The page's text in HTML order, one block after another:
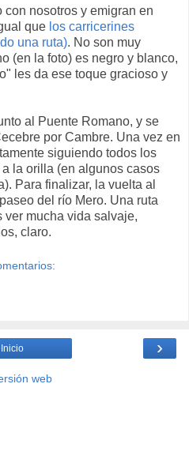
con nosotros y emigran en
que los carricerines
una ruta). No son muy
(en la foto) es negro y blanco,
les da ese toque gracioso y
al Puente Romano, y se
por Cambre. Una vez en
siguiendo todos los
la orilla (en algunos casos
Para finalizar, la vuelta al
del río Mero. Una ruta
ver mucha vida salvaje,
claro.
›
Inicio
web